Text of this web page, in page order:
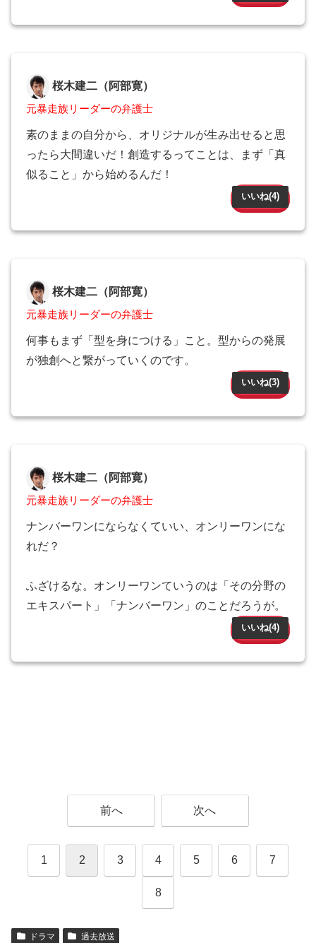
桜木建二（阿部寛）
元暴走族リーダーの弁護士
素のままの自分から、オリジナルが生み出せると思
ったら大間違いだ！創造するってことは、まず「真
似ること」から始めるんだ！
いいね(4)
桜木建二（阿部寛）
元暴走族リーダーの弁護士
何事もまず「型を身につける」こと。型からの発展
が独創へと繋がっていくのです。
いいね(3)
桜木建二（阿部寛）
元暴走族リーダーの弁護士
ナンバーワンにならなくていい、オンリーワンにな
れだ？
ふざけるな。オンリーワンていうのは「その分野の
エキスパート」「ナンバーワン」のことだろうが。
いいね(4)
前へ 次へ
1 2 3 4 5 6 7
8
ドラマ 過去放送